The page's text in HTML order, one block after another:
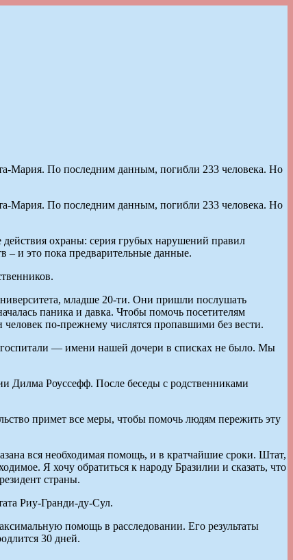
Мария. По последним данным, погибли 233 человека. Но
Мария. По последним данным, погибли 233 человека. Но
охраны: серия грубых нарушений правил
– и это пока предварительные данные.
младше 20-ти. Они пришли послушать
паника и давка. Чтобы помочь посетителям
по-прежнему числятся пропавшими без вести.
госпитали — имени нашей дочери в списках не было. Мы
Дилма Роуссефф. После беседы с родственниками
примет все меры, чтобы помочь людям пережить эту
вся необходимая помощь, и в кратчайшие сроки. Штат,
Я хочу обратиться к народу Бразилии и сказать, что
страны.
Риу-Гранди-ду-Сул.
помощь в расследовании. Его результаты
30 дней.